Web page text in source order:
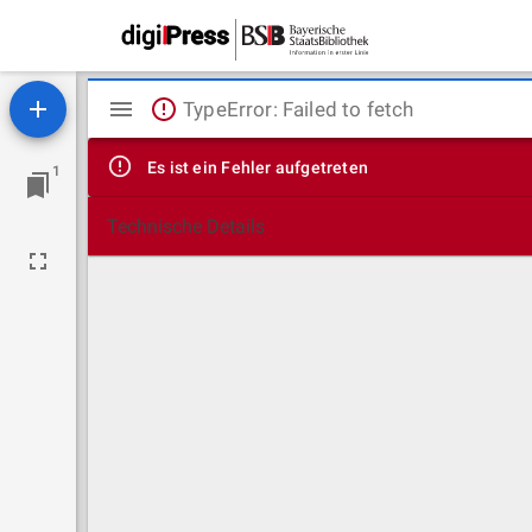
1
Mirador
Viewer
TypeError: Failed to fetch
Es ist ein Fehler aufgetreten
Technische Details